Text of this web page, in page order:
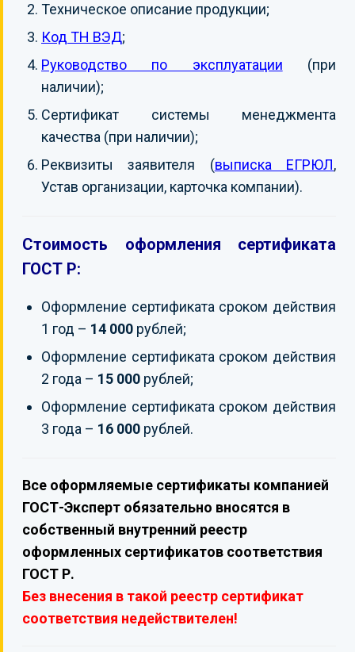
Техническое описание продукции;
Код ТН ВЭД;
Руководство по эксплуатации
(при
наличии);
Сертификат системы менеджмента
качества (при наличии);
Реквизиты заявителя (выписка ЕГРЮЛ,
Устав организации, карточка компании).
Стоимость оформления сертификата
ГОСТ Р:
Оформление сертификата сроком действия
1 год – 14 000 рублей;
Оформление сертификата сроком действия
2 года – 15 000 рублей;
Оформление сертификата сроком действия
3 года – 16 000 рублей.
Все оформляемые сертификаты компанией
ГОСТ-Эксперт обязательно вносятся в
собственный внутренний реестр
оформленных сертификатов соответствия
ГОСТ Р.
Без внесения в такой реестр сертификат
соответствия недействителен!